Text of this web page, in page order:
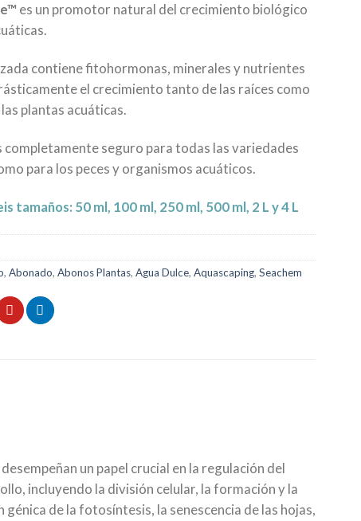
es un promotor natural del crecimiento biológico
contiene fitohormonas, minerales y nutrientes
el crecimiento tanto de las raíces como
plantas acuáticas.
completamente seguro para todas las variedades
para los peces y organismos acuáticos.
tamaños: 50 ml, 100 ml, 250 ml, 500 ml, 2 L y 4 L
, Abonado, Abonos Plantas, Agua Dulce, Aquascaping, Seachem
un papel crucial en la regulación del
incluyendo la división celular, la formación y la
de la fotosíntesis, la senescencia de las hojas,